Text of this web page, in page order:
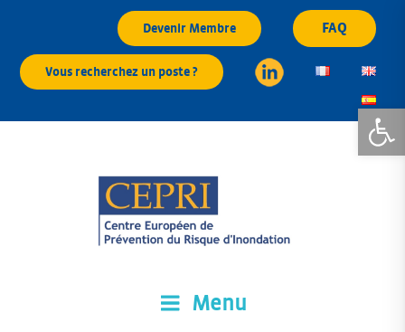
Ouvrir
contenu
principal
Devenir Membre FAQ
Vous recherchez un poste ?
Menu